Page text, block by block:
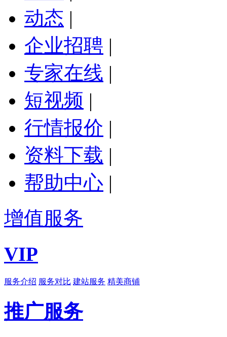
动态 |
企业招聘 |
专家在线 |
短视频 |
行情报价 |
资料下载 |
帮助中心 |
增值服务
VIP
服务介绍 服务对比 建站服务 精美商铺
推广服务